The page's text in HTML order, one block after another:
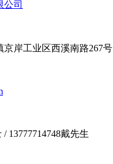
岸工业区西溪南路267号
/ 13777714748戴先生